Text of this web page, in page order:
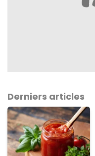
Derniers articles